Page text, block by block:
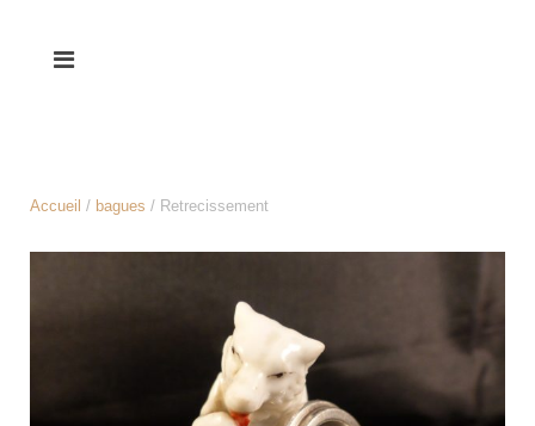
Accueil / bagues / Retrecissement